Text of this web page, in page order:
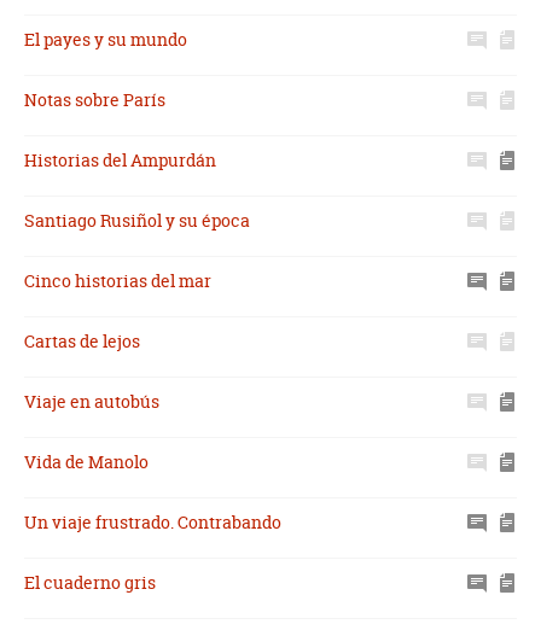
El payes y su mundo
Notas sobre París
Historias del Ampurdán
Santiago Rusiñol y su época
Cinco historias del mar
Cartas de lejos
Viaje en autobús
Vida de Manolo
Un viaje frustrado. Contrabando
El cuaderno gris